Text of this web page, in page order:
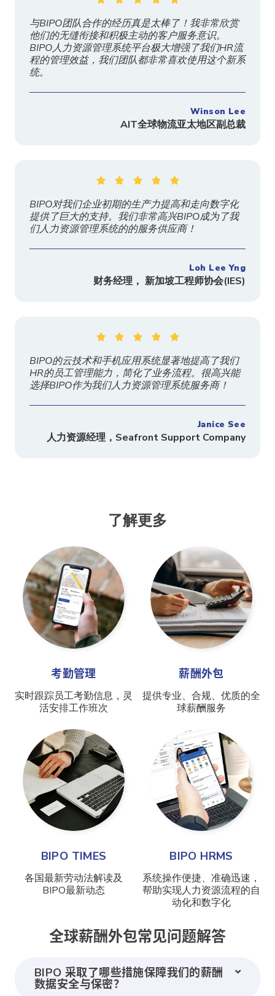
与BIPO团队合作的经历真是太棒了！我非常欣赏
他们的无缝衔接和积极主动的客户服务意识。
BIPO人力资源管理系统平台极大增强了我们HR流
程的管理效益，我们团队都非常喜欢使用这个新系
统。
Winson Lee
AIT全球物流亚太地区副总裁
    
BIPO对我们企业初期的生产力提高和走向数字化
提供了巨大的支持。我们非常高兴BIPO成为了我
们人力资源管理系统的的服务供应商！
Loh Lee Yng
财务经理， 新加坡工程师协会(IES)
    
BIPO的云技术和手机应用系统显著地提高了我们
HR的员工管理能力，简化了业务流程。很高兴能
选择BIPO作为我们人力资源管理系统服务商！
Janice See
人力资源经理， Seafront Support Company
了解更多
考勤管理
实时跟踪员工考勤信息，灵
活安排工作班次
薪酬外包
提供专业、合规、优质的全
球薪酬服务
BIPO TIMES
各国最新劳动法解读及
BIPO最新动态
BIPO HRMS
系统操作便捷、准确迅速，
帮助实现人力资源流程的自
动化和数字化
全球薪酬外包常见问题解答
BIPO 采取了哪些措施保障我们的薪酬
数据安全与保密？